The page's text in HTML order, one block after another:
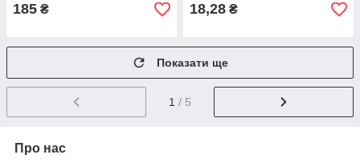
185 ₴ 18,28 ₴
Показати ще
1 / 5
Про нас